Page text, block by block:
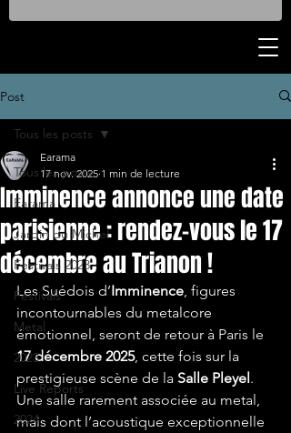
Post
Tous les posts
Earama
Jardin du Michel
Festivals 2023
Festivals
Metal
2023
Live Reports
2024
Tous les posts
Imminence annonce une date
parisienne : rendez-vous le 17
décembre au Trianon !
Earama
17 nov. 2025 1 min de lecture
Les Suédois d’Imminence , figures
incontournables du metalcore
émotionnel, seront de retour à Paris le
17 décembre 2025, cette fois sur la
prestigieuse scène de la Salle Pleyel.
Une salle rarement associée au metal,
mais dont l’acoustique exceptionnelle